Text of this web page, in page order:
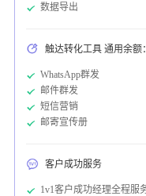
数据导出
触达转化工具 通用余额：
WhatsApp群发
邮件群发
短信营销
邮寄宣传册
客户成功服务
1v1客户成功经理全程服